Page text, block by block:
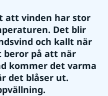
att vinden har stor
Det blir
och kallt när
beror på att när
kommer det varma
det blåser ut.